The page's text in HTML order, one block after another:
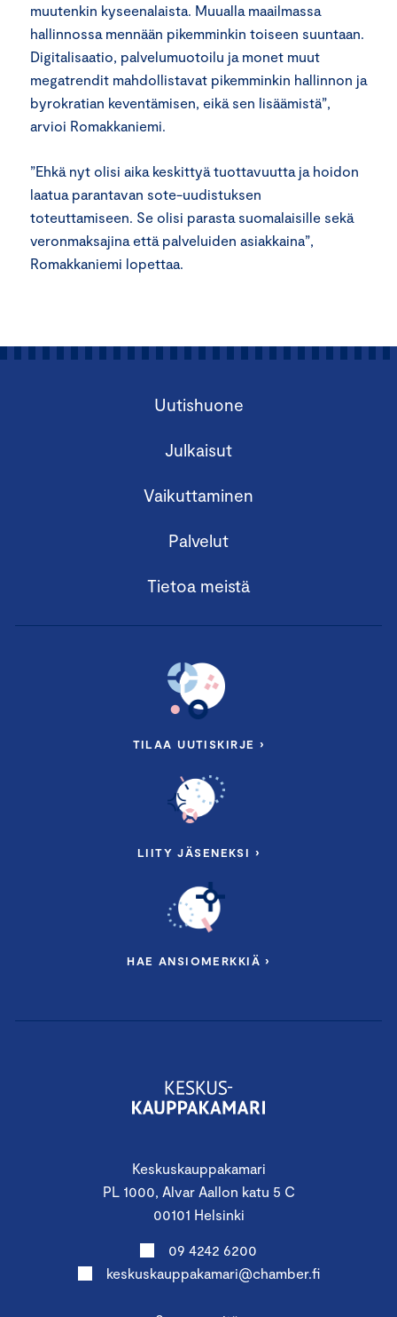
muutenkin kyseenalaista. Muualla maailmassa
hallinnossa mennään pikemminkin toiseen suuntaan.
Digitalisaatio, palvelumuotoilu ja monet muut
megatrendit mahdollistavat pikemminkin hallinnon ja
byrokratian keventämisen, eikä sen lisäämistä”,
arvioi Romakkaniemi.
”Ehkä nyt olisi aika keskittyä tuottavuutta ja hoidon
laatua parantavan sote-uudistuksen
toteuttamiseen. Se olisi parasta suomalaisille sekä
veronmaksajina että palveluiden asiakkaina”,
Romakkaniemi lopettaa.
Keskuskauppakamari
PL 1000, Alvar Aallon katu 5 C
00101 Helsinki
09 4242 6200
keskuskauppakamari@chamber.fi
Uutishuone
Julkaisut
Vaikuttaminen
Palvelut
Tietoa meistä
TILAA UUTISKIRJE ›
LIITY JÄSENEKSI ›
HAE ANSIOMERKKIÄ ›